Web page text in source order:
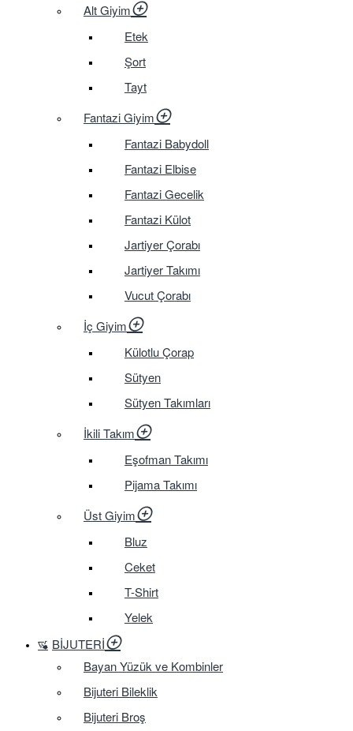
Alt Giyim
Etek
Şort
Tayt
Fantazi Giyim
Fantazi Babydoll
Fantazi Elbise
Fantazi Gecelik
Fantazi Külot
Jartiyer Çorabı
Jartiyer Takımı
Vucut Çorabı
İç Giyim
Külotlu Çorap
Sütyen
Sütyen Takımları
İkili Takım
Eşofman Takımı
Pijama Takımı
Üst Giyim
Bluz
Ceket
T-Shirt
Yelek
BIJUTERI
Bayan Yüzük ve Kombinler
Bijuteri Bileklik
Bijuteri Broş